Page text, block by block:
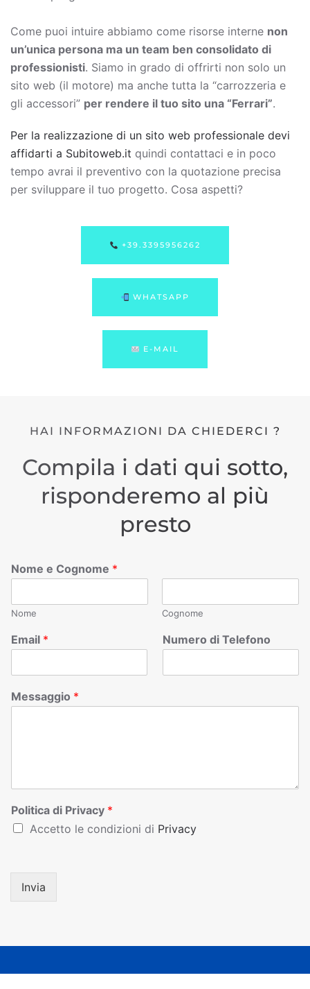
Come puoi intuire abbiamo come risorse interne non
un’unica persona ma un team ben consolidato di
professionisti. Siamo in grado di offrirti non solo un
sito web (il motore) ma anche tutta la “carrozzeria e
gli accessori” per rendere il tuo sito una “Ferrari”.
Per la realizzazione di un sito web professionale devi
affidarti a Subitoweb.it quindi contattaci e in poco
tempo avrai il preventivo con la quotazione precisa
per sviluppare il tuo progetto. Cosa aspetti?
+39.3395956262
WHATSAPP
E-MAIL
HAI INFORMAZIONI DA CHIEDERCI ?
Compila i dati qui sotto,
risponderemo al più
presto
Nome e Cognome *
Nome Cognome
Email * Numero di Telefono
Messaggio *
Politica di Privacy *
Accetto le condizioni di Privacy
Invia